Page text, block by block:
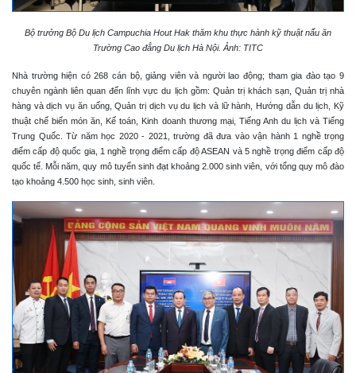
Bộ trưởng Bộ Du lịch Campuchia Hout Hak thăm khu thực hành kỹ thuật nấu ăn
Trường Cao đẳng Du lịch Hà Nội. Ảnh: TITC
Nhà trường hiện có 268 cán bộ, giảng viên và người lao động; tham gia đào tạo 9
chuyên ngành liên quan đến lĩnh vực du lịch gồm: Quản trị khách sạn, Quản trị nhà
hàng và dịch vụ ăn uống, Quản trị dịch vụ du lịch và lữ hành, Hướng dẫn du lịch, Kỹ
thuật chế biến món ăn, Kế toán, Kinh doanh thương mại, Tiếng Anh du lịch và Tiếng
Trung Quốc. Từ năm học 2020 - 2021, trường đã đưa vào vận hành 1 nghề trọng
điểm cấp độ quốc gia, 1 nghề trọng điểm cấp độ ASEAN và 5 nghề trọng điểm cấp độ
quốc tế. Mỗi năm, quy mô tuyển sinh đạt khoảng 2.000 sinh viên, với tổng quy mô đào
tạo khoảng 4.500 học sinh, sinh viên.